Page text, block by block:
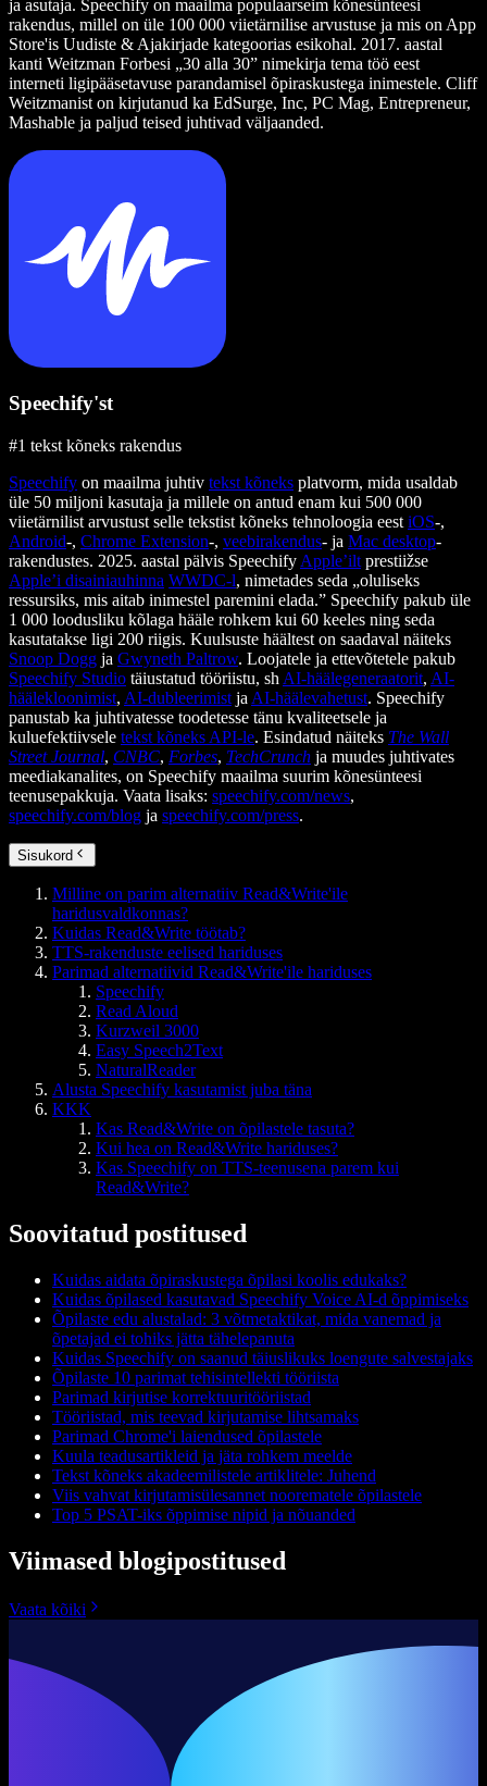
ja asutaja. Speechify on maailma populaarseim kõnesünteesi
rakendus, millel on üle 100 000 viietärnilise arvustuse ja mis on App
Store'is Uudiste & Ajakirjade kategoorias esikohal. 2017. aastal
kanti Weitzman Forbesi „30 alla 30” nimekirja tema töö eest
interneti ligipääsetavuse parandamisel õpiraskustega inimestele. Cliff
Weitzmanist on kirjutanud ka EdSurge, Inc, PC Mag, Entrepreneur,
Mashable ja paljud teised juhtivad väljaanded.
Speechify'st
#1 tekst kõneks rakendus
Speechify on maailma juhtiv tekst kõneks platvorm, mida usaldab
üle 50 miljoni kasutaja ja millele on antud enam kui 500 000
viietärnilist arvustust selle tekstist kõneks tehnoloogia eest iOS-,
Android-, Chrome Extension-, veebirakendus- ja Mac desktop-
rakendustes. 2025. aastal pälvis Speechify Apple’ilt prestiižse
Apple’i disainiauhinna WWDC-l, nimetades seda „oluliseks
ressursiks, mis aitab inimestel paremini elada.” Speechify pakub üle
1 000 loodusliku kõlaga hääle rohkem kui 60 keeles ning seda
kasutatakse ligi 200 riigis. Kuulsuste häältest on saadaval näiteks
Snoop Dogg ja Gwyneth Paltrow. Loojatele ja ettevõtetele pakub
Speechify Studio täiustatud tööriistu, sh AI-häälegeneraatorit, AI-
häälekloonimist, AI-dubleerimist ja AI-häälevahetust. Speechify
panustab ka juhtivatesse toodetesse tänu kvaliteetsele ja
kuluefektiivsele tekst kõneks API-le. Esindatud näiteks The Wall
Street Journal, CNBC, Forbes, TechCrunch ja muudes juhtivates
meediakanalites, on Speechify maailma suurim kõnesünteesi
teenusepakkuja. Vaata lisaks: speechify.com/news,
speechify.com/blog ja speechify.com/press.
Sisukord
Milline on parim alternatiiv Read&Write'ile
haridusvaldkonnas?
Kuidas Read&Write töötab?
TTS-rakenduste eelised hariduses
Parimad alternatiivid Read&Write'ile hariduses
Speechify
Read Aloud
Kurzweil 3000
Easy Speech2Text
NaturalReader
Alusta Speechify kasutamist juba täna
KKK
Kas Read&Write on õpilastele tasuta?
Kui hea on Read&Write hariduses?
Kas Speechify on TTS-teenusena parem kui
Read&Write?
Soovitatud postitused
Kuidas aidata õpiraskustega õpilasi koolis edukaks?
Kuidas õpilased kasutavad Speechify Voice AI-d õppimiseks
Õpilaste edu alustalad: 3 võtmetaktikat, mida vanemad ja
õpetajad ei tohiks jätta tähelepanuta
Kuidas Speechify on saanud täiuslikuks loengute salvestajaks
Õpilaste 10 parimat tehisintellekti tööriista
Parimad kirjutise korrektuuritööriistad
Tööriistad, mis teevad kirjutamise lihtsamaks
Parimad Chrome'i laiendused õpilastele
Kuula teadusartikleid ja jäta rohkem meelde
Tekst kõneks akadeemilistele artiklitele: Juhend
Viis vahvat kirjutamisülesannet noorematele õpilastele
Top 5 PSAT-iks õppimise nipid ja nõuanded
Viimased blogipostitused
Vaata kõiki